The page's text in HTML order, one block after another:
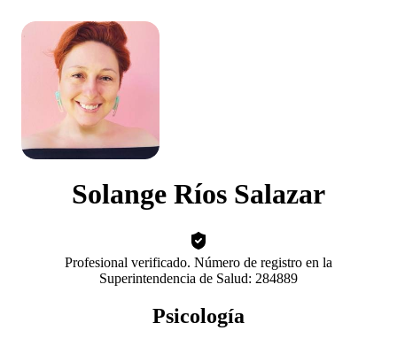
Solange Ríos Salazar
Profesional verificado. Número de registro en la
Superintendencia de Salud: 284889
Psicología